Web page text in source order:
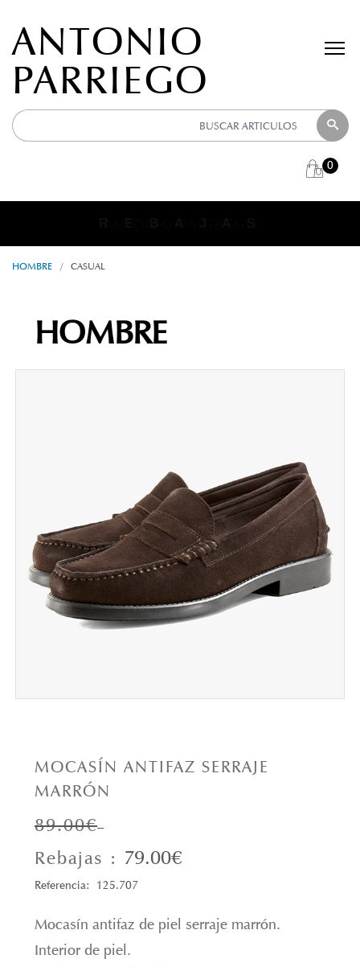
ANTONIO
PARRIEGO
0
HOMBRE / CASUAL
HOMBRE
MOCASÍN ANTIFAZ SERRAJE
MARRÓN
89.00€
Rebajas : 79.00€
Referencia: 125.707
Mocasín antifaz de piel serraje marrón.
Interior de piel.